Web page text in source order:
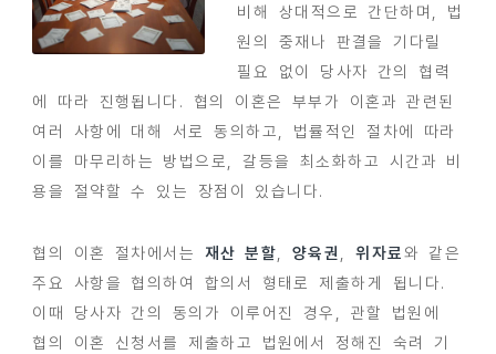
비해 상대적으로 간단하며, 법
원의 중재나 판결을 기다릴
필요 없이 당사자 간의 협력
에 따라 진행됩니다. 협의 이혼은 부부가 이혼과 관련된
여러 사항에 대해 서로 동의하고, 법률적인 절차에 따라
이를 마무리하는 방법으로, 갈등을 최소화하고 시간과 비
용을 절약할 수 있는 장점이 있습니다.
협의 이혼 절차에서는 재산 분할, 양육권 ,위자료와 같은
주요 사항을 협의하여 합의서 형태로 제출하게 됩니다.
이때 당사자 간의 동의가 이루어진 경우, 관할 법원에
협의 이혼 신청서를 제출하고 법원에서 정해진 숙려 기